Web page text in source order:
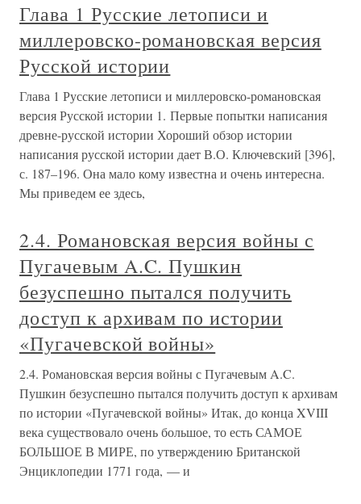
Глава 1 Русские летописи и
миллеровско-романовская версия
Русской истории
Глава 1 Русские летописи и миллеровско-романовская
версия Русской истории 1. Первые попытки написания
древне-русской истории Хороший обзор истории
написания русской истории дает В.О. Ключевский [396],
с. 187–196. Она мало кому известна и очень интересна.
Мы приведем ее здесь,
2.4. Романовская версия войны с
Пугачевым A.C. Пушкин
безуспешно пытался получить
доступ к архивам по истории
«Пугачевской войны»
2.4. Романовская версия войны с Пугачевым A.C.
Пушкин безуспешно пытался получить доступ к архивам
по истории «Пугачевской войны» Итак, до конца XVIII
века существовало очень большое, то есть САМОЕ
БОЛЬШОЕ В МИРЕ, по утверждению Британской
Энциклопедии 1771 года, — и